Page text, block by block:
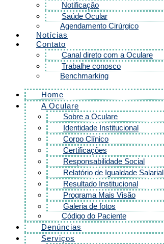
Notificação
Saúde Ocular
Agendamento Cirúrgico
Notícias
Contato
Canal direto com a Oculare
Trabalhe conosco
Benchmarking
Home
A Oculare
Sobre a Oculare
Identidade Institucional
Corpo Clínico
Certificações
Responsabilidade Social
Relatório de Igualdade Salarial
Resultado Institucional
Programa Mais Visão
Galeria de fotos
Código do Paciente
Denúncias
Serviços